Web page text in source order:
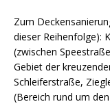
Zum
dieser Reihenfolge):
(zwischen
Gebiet der
Schleiferstraße,
(Bereich rund um